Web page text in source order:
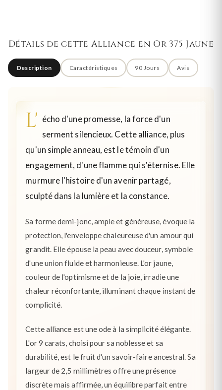
Détails de cette Alliance en Or 375 Jaune
Description Caractéristiques 90 Jours Avis
L' écho d'une promesse, la force d'un
serment silencieux. Cette alliance, plus
qu'un simple anneau, est le témoin d'un
engagement, d'une flamme qui s'éternise. Elle
murmure l'histoire d'un avenir partagé,
sculpté dans la lumière et la constance.
Sa forme demi-jonc, ample et généreuse, évoque la
protection, l'enveloppe chaleureuse d'un amour qui
grandit. Elle épouse la peau avec douceur, symbole
d'une union fluide et harmonieuse. L'or jaune,
couleur de l'optimisme et de la joie, irradie une
chaleur réconfortante, illuminant chaque instant de
complicité.
Cette alliance est une ode à la simplicité élégante.
L'or 9 carats, choisi pour sa noblesse et sa
durabilité, est le fruit d'un savoir-faire ancestral. Sa
largeur de 2,5 millimètres offre une présence
discrète mais affirmée, un équilibre parfait entre